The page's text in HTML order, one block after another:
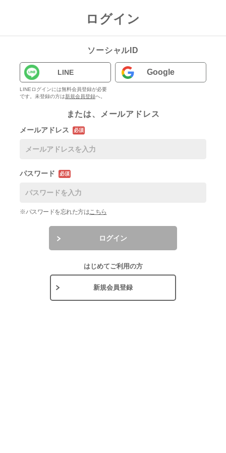
ログイン
ソーシャルID
LINE
LINEログインには無料会員登録が必要
です。未登録の方は新規会員登録へ。
Google
または、メールアドレス
メールアドレス 必須
パスワード 必須
※パスワードを忘れた方はこちら
ログイン
はじめてご利用の方
新規会員登録